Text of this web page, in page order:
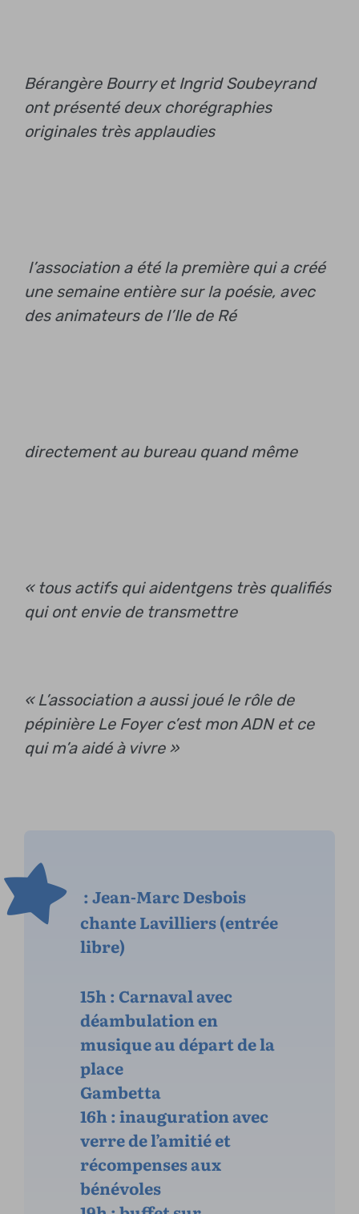
Bérangère Bourry et Ingrid Soubeyrand
ont présenté deux chorégraphies
originales très applaudies
l’association a été la première qui a créé
une semaine entière sur la poésie, avec
des animateurs de l’Ile de Ré
directement au bureau quand même
« tous actifsqui aidentgens très qualifiés
qui ont envie de transmettre
« L’association a aussi joué le rôle de
pépinièreLe Foyer c’est mon ADN et ce
qui m’a aidé à vivre »
: Jean-Marc Desbois
chante Lavilliers (entrée
libre)
15h : Carnaval avec
déambulation en
musique au départ de la
place
Gambetta
16h : inauguration avec
verre de l’amitié et
récompenses aux
bénévoles